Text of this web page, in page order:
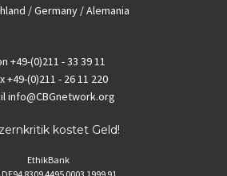
/ Germany / Alemania
+49-(0)211 - 33 39 11
+49-(0)211 - 26 11 220
info@CBGnetwork.org
kostet Geld!
EthikBank